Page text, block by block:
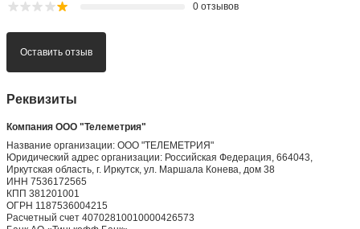
0 отзывов
Оставить отзыв
Реквизиты
Компания ООО "Телеметрия"
Название организации: ООО "ТЕЛЕМЕТРИЯ"
Юридический адрес организации: Российская Федерация, 664043,
Иркутская область, г. Иркутск, ул. Маршала Конева, дом 38
ИНН 7536172565
КПП 381201001
ОГРН 1187536004215
Расчетный счет 40702810010000426573